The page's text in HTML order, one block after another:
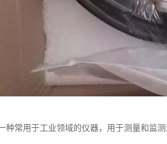
种常用于工业领域的仪器，用于测量和监